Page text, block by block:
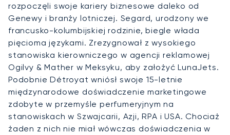
rozpoczęli swoje kariery biznesowe daleko od
Genewy i branży lotniczej. Segard, urodzony we
francusko-kolumbijskiej rodzinie, biegle włada
pięcioma językami. Zrezygnował z wysokiego
stanowiska kierowniczego w agencji reklamowej
Ogilvy & Mather w Meksyku, aby założyć LunaJets.
Podobnie Détroyat wniósł swoje 15-letnie
międzynarodowe doświadczenie marketingowe
zdobyte w przemyśle perfumeryjnym na
stanowiskach w Szwajcarii, Azji, RPA i USA. Chociaż
żaden z nich nie miał wówczas doświadczenia w